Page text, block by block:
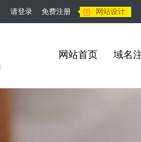
请登录 免费注册 网站设计
网站首页 域名